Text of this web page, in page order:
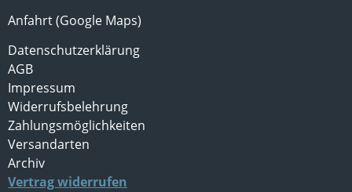
Anfahrt (Google Maps)
Datenschutzerklärung
AGB
Impressum
Widerrufsbelehrung
Zahlungsmöglichkeiten
Versandarten
Archiv
Vertrag widerrufen